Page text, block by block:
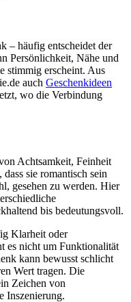
– häufig entscheidet der
Persönlichkeit, Nähe und
stimmig erscheint. Aus
auch Geschenkideen
wo die Verbindung
Achtsamkeit, Feinheit
sie romantisch sein
gesehen zu werden. Hier
bis bedeutungsvoll.
Klarheit oder
es nicht um Funktionalität
kann bewusst schlicht
Wert tragen. Die
Zeichen von
Inszenierung.